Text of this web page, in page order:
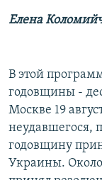
Елена
В этой
годовщины -
Москве 19
неудавшегося,
годовщину
Украины.